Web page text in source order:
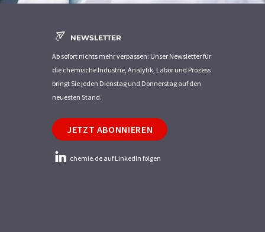
NEWSLETTER
Ab sofort nichts mehr verpassen: Unser Newsletter für
die chemische Industrie, Analytik, Labor und Prozess
bringt Sie jeden Dienstag und Donnerstag auf den
neuesten Stand.
JETZT ABONNIEREN
chemie.de auf LinkedIn folgen